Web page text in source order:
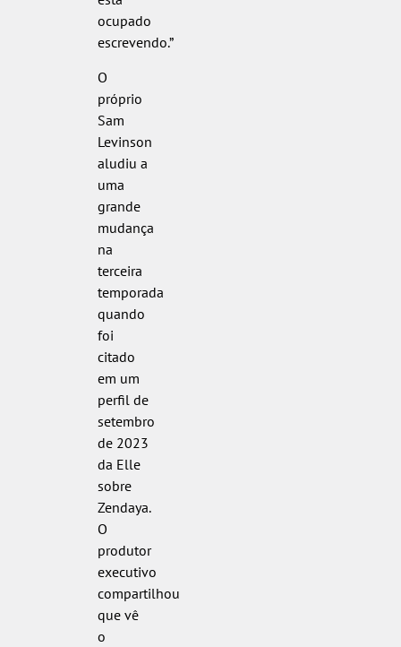
ocupado
escrevendo.”
O
próprio
Sam
Levinson
aludiu a
uma
grande
mudança
na
terceira
temporada
quando
foi
citado
em um
perfil de
setembro
de 2023
da Elle
sobre
Zendaya.
O
produtor
executivo
compartilhou
que vê
o